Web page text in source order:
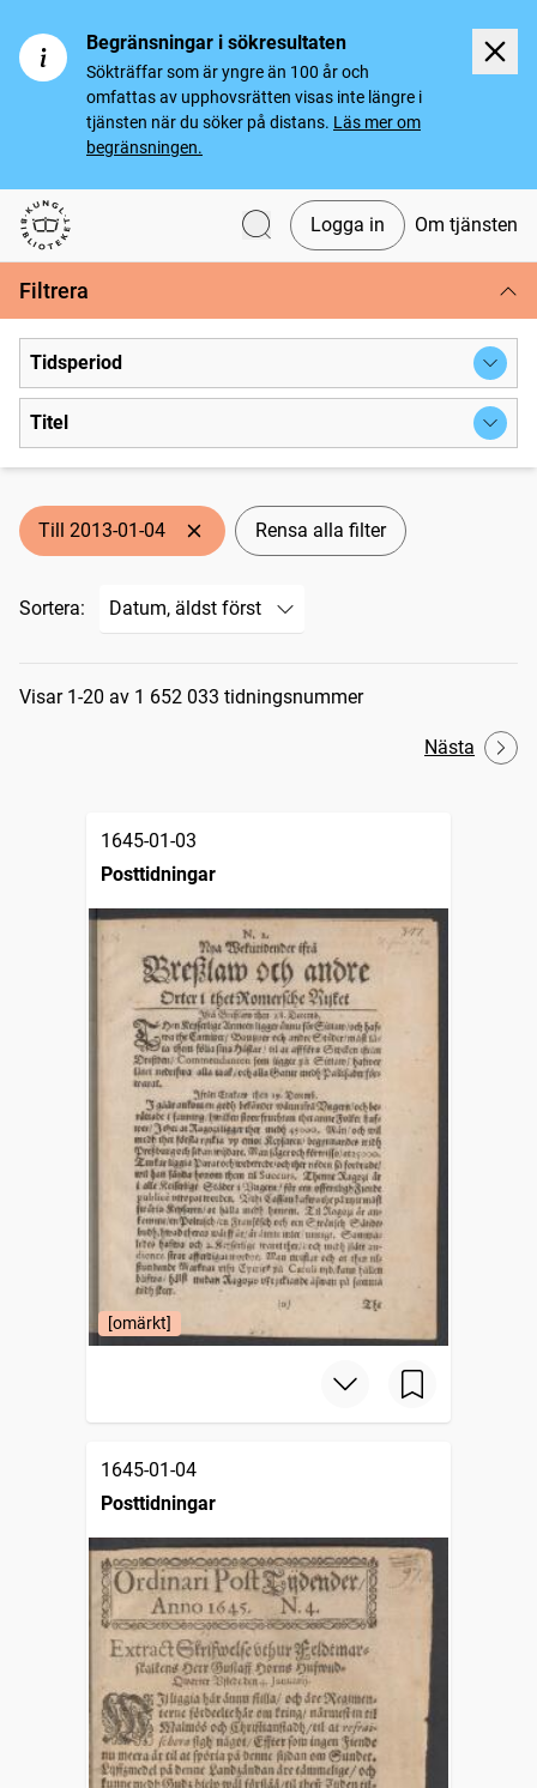
Begränsningar i sökresultaten
Sökträffar som är yngre än 100 år och
omfattas av upphovsrätten visas inte längre i
tjänsten när du söker på distans. Läs mer om
begränsningen.
Svenska tidningar
Logga in Om tjänsten
Filtrera
Tidsperiod
Titel
Till 2013-01-04 Rensa alla filter
Sortera:
Sökresultat
Visar 1-20 av 1 652 033 tidningsnummer
Nästa
1645-01-03
Posttidningar
[omärkt]
1645-01-04
Posttidningar